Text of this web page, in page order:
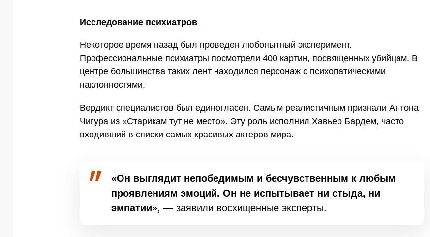
Исследование психиатров
Некоторое время назад был проведен любопытный эксперимент.
Профессиональные психиатры посмотрели 400 картин, посвященных убийцам. В
центре большинства таких лент находился персонаж с психопатическими
наклонностями.
Вердикт специалистов был единогласен. Самым реалистичным признали Антона
Чигура из «Старикам тут не место». Эту роль исполнил Хавьер Бардем, часто
входивший в списки самых красивых актеров мира.
«Он выглядит непобедимым и бесчувственным к любым
проявлениям эмоций. Он не испытывает ни стыда, ни
эмпатии», — заявили восхищенные эксперты.